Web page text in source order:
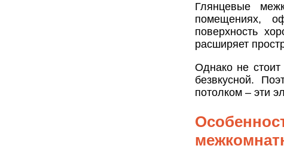
Глянцевые
помещениях,
поверхность
расширяет
Однако не
безвкусной.
потолком – эти